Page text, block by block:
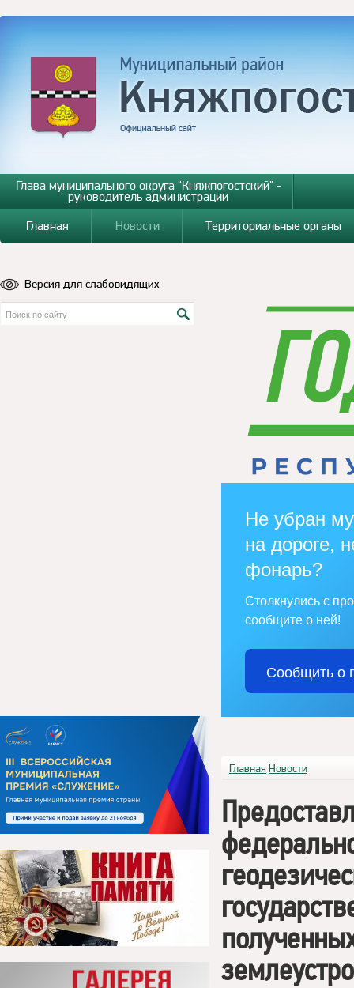
Глава муниципального округа "Княжпогостский" -
руководитель администрации
Главная
Новости Территориальные органы
Версия для слабовидящих
Не убран
на дороге,
фонарь?
Столкнулись с
сообщите о ней!
Сообщить о
Главная Новости